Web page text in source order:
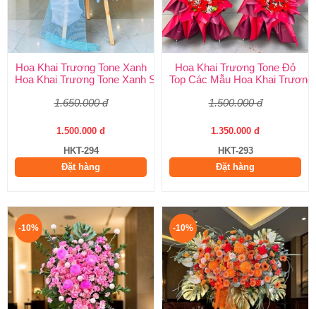
Hoa Khai Trương Tone Xanh
Hoa Khai Trương Tone Xanh Sang Trọng, Độc Đáo | Shop Hoa
1.650.000 đ
1.500.000 đ
HKT-294
Đặt hàng
Hoa Khai Trương Tone Đỏ
Top Các Mẫu Hoa Khai
1.500.000 đ
1.350.000 đ
HKT-293
Đặt hàng
-10% -10%